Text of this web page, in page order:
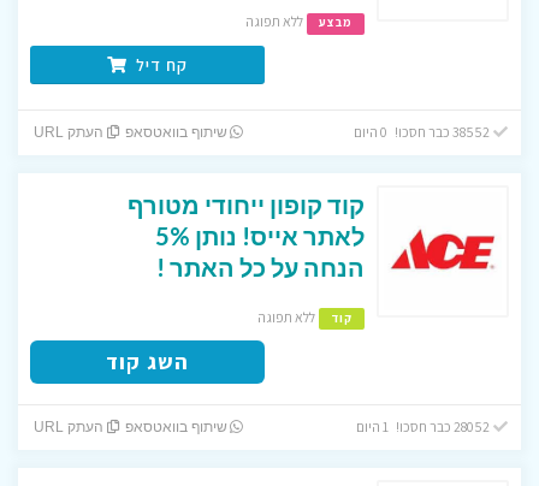
מבצע ללא תפוגה
קח דיל
שיתוף בוואטסאפ העתק URL
קוד קופון ייחודי מטורף
לאתר אייס! נותן 5%
הנחה על כל האתר !
קוד ללא תפוגה
השג קוד
שיתוף בוואטסאפ העתק URL